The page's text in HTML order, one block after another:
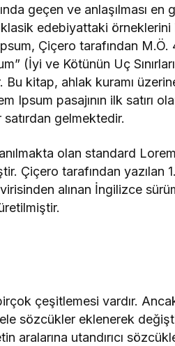
geçen ve anlaşılması
edebiyattaki
Çiçero tarafından
(İyi ve Kötünün Uç
Bu kitap, ahlak kuramı
Ipsum pasajının ilk satırı
satırdan gelmektedir.
olan standard
Çiçero tarafından yazılan
alınan İngilizce
çeşitlemesi vardır.
sözcükler eklenerek
aralarına utandırıcı